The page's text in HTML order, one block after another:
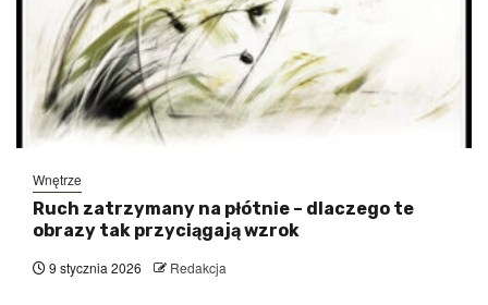
Wnętrze
Ruch zatrzymany na płótnie – dlaczego te
obrazy tak przyciągają wzrok
9 stycznia 2026 Redakcja